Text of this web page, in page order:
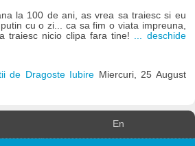
la 100 de ani, as vrea sa traiesc si eu
cu o zi... ca sa fim o viata impreuna,
traiesc nicio clipa fara tine!
... deschide
de Dragoste Iubire Miercuri, 25 August
En